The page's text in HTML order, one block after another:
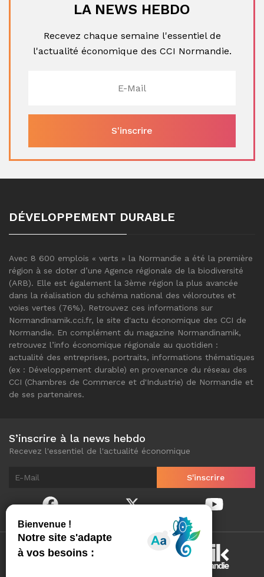
LA NEWS HEBDO
Recevez chaque semaine l'essentiel de
l'actualité économique des CCI Normandie.
DÉVELOPPEMENT DURABLE
Avec 8 600 emplois « verts » la Normandie a été la première
région à se doter d’une Agence régionale de la biodiversité
(ARB). Elle est également la 3ème région la plus avancée
dans la réalisation du schéma national des véloroutes et
voies vertes (76%). Retrouvez ces informations sur
Normandinamik.cci.fr, le site d'actu économique des CCI de
Normandie. En complément du magazine Normandinamik,
retrouvez l’info économique régionale au quotidien :
actualité des entreprises, portraits, informations thématiques
(ex : Développement durable) en provenance du réseau des
CCI (Chambres de Commerce et d'Industrie) de Normandie et
de ses partenaires.
S’inscrire à la news hebdo
Recevez l'essentiel de l'actualité économique